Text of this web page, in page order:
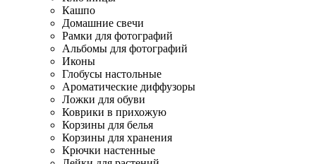
Кашпо
Домашние свечи
Рамки для фотографий
Альбомы для фотографий
Иконы
Глобусы настольные
Ароматические диффузоры
Ложки для обуви
Коврики в прихожую
Корзины для белья
Корзины для хранения
Крючки настенные